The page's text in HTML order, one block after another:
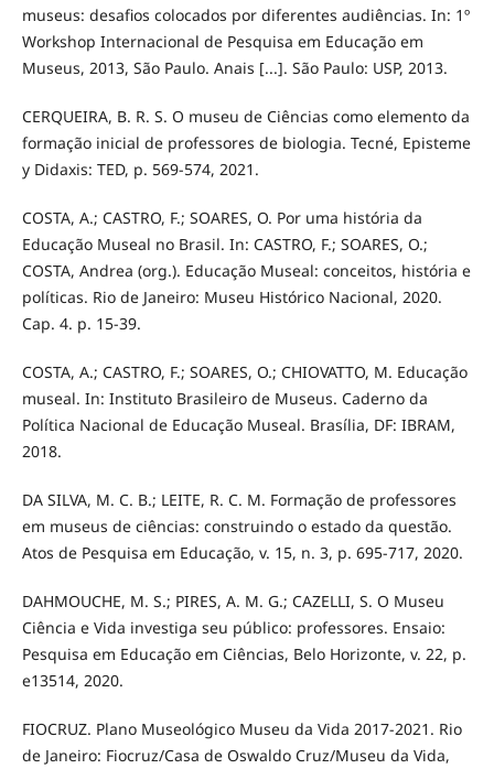
museus: desafios colocados por diferentes audiências. In: 1º
Workshop Internacional de Pesquisa em Educação em
Museus, 2013, São Paulo. Anais [...]. São Paulo: USP, 2013.
CERQUEIRA, B. R. S. O museu de Ciências como elemento da
formação inicial de professores de biologia. Tecné, Episteme
y Didaxis: TED, p. 569-574, 2021.
COSTA, A.; CASTRO, F.; SOARES, O. Por uma história da
Educação Museal no Brasil. In: CASTRO, F.; SOARES, O.;
COSTA, Andrea (org.). Educação Museal: conceitos, história e
políticas. Rio de Janeiro: Museu Histórico Nacional, 2020.
Cap. 4. p. 15-39.
COSTA, A.; CASTRO, F.; SOARES, O.; CHIOVATTO, M. Educação
museal. In: Instituto Brasileiro de Museus. Caderno da
Política Nacional de Educação Museal. Brasília, DF: IBRAM,
2018.
DA SILVA, M. C. B.; LEITE, R. C. M. Formação de professores
em museus de ciências: construindo o estado da questão.
Atos de Pesquisa em Educação, v. 15, n. 3, p. 695-717, 2020.
DAHMOUCHE, M. S.; PIRES, A. M. G.; CAZELLI, S. O Museu
Ciência e Vida investiga seu público: professores. Ensaio:
Pesquisa em Educação em Ciências, Belo Horizonte, v. 22, p.
e13514, 2020.
FIOCRUZ. Plano Museológico Museu da Vida 2017-2021. Rio
de Janeiro: Fiocruz/Casa de Oswaldo Cruz/Museu da Vida,